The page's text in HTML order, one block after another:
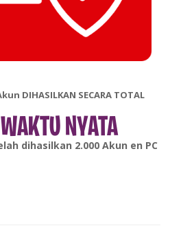
DIHASILKAN SECARA TOTAL
NYATA
6.000Akun enAndroid